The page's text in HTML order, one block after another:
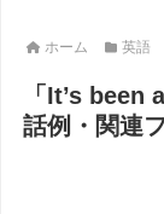
ホーム 英語
「It’s
話例・関連